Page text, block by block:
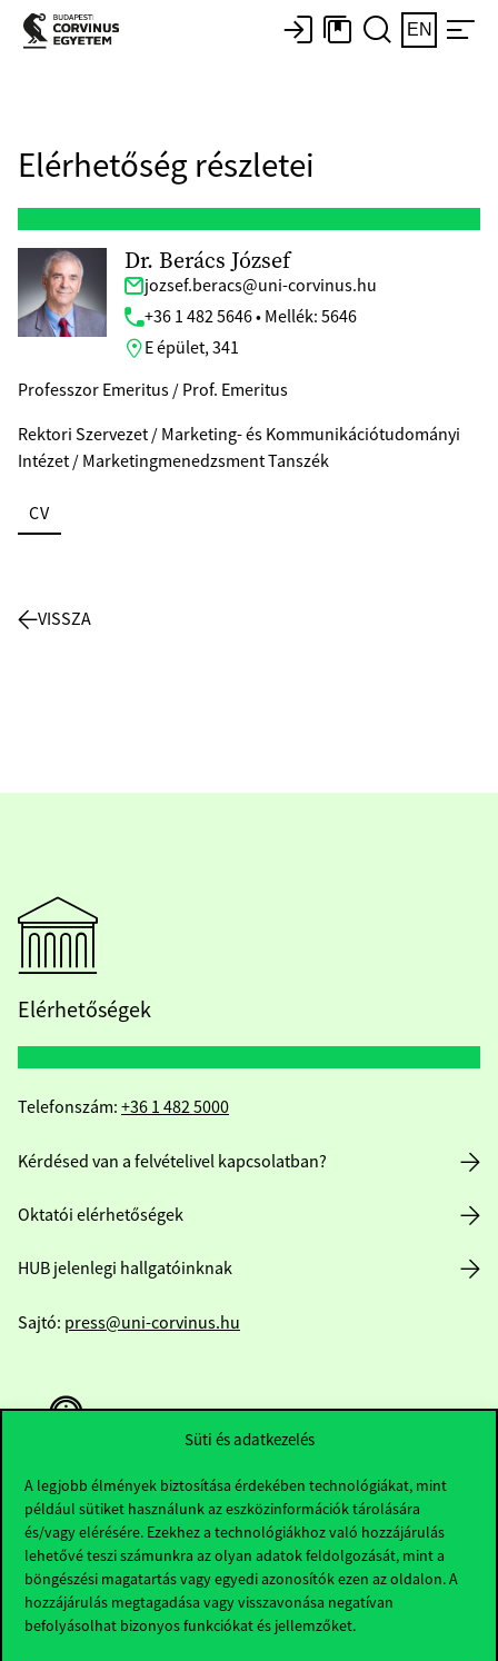
Süti és adatkezelés
A legjobb élmények biztosítása érdekében technológiákat, mint
például sütiket használunk az eszközinformációk tárolására
és/vagy elérésére. Ezekhez a technológiákhoz való hozzájárulás
lehetővé teszi számunkra az olyan adatok feldolgozását, mint a
böngészési magatartás vagy egyedi azonosítók ezen az oldalon. A
hozzájárulás megtagadása vagy visszavonása negatívan
befolyásolhat bizonyos funkciókat és jellemzőket.
EN
Elérhetőség részletei
Dr. Berács József
jozsef.beracs@uni-corvinus.hu
+36 1 482 5646 • Mellék: 5646
E épület, 341
Professzor Emeritus / Prof. Emeritus
Rektori Szervezet / Marketing- és Kommunikációtudományi
Intézet / Marketingmenedzsment Tanszék
CV
VISSZA
Elérhetőségek
Telefonszám: +36 1 482 5000
Kérdésed van a felvételivel kapcsolatban?
Oktatói elérhetőségek
HUB jelenlegi hallgatóinknak
Sajtó: press@uni-corvinus.hu
Hasznos linkek
Nyitvatartás